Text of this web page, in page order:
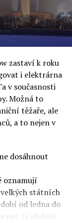
mu všechno
řekl Rafał
a ironicky
hřebčince
za 600
jako
za 2,5
partou
koní. Ve vidění
prodeji koní o
vydávání víz
nelegálně
dokonce
která přišla
víza byla
zastaví k roku
i elektrárna
v současnosti
Možná to
těžaře, ale
a to nejen v
dosáhnout
oznamují
státních
od ledna do
za období